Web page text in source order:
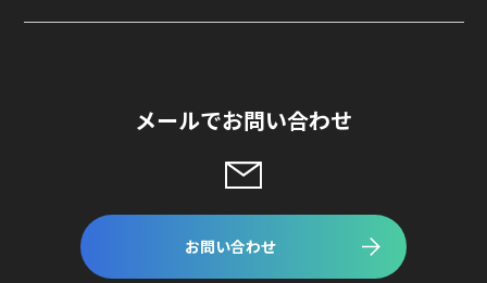
メールでお問い合わせ
お問い合わせ